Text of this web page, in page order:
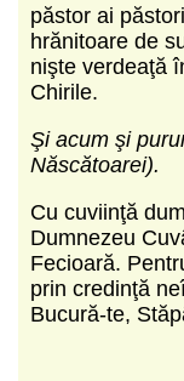
păstor ai
hrănitoare de
nişte verdeaţă
Chirile.
Şi acum şi
Născătoarei).
Cu cuviinţă
Dumnezeu
Fecioară.
prin credinţă
Bucură-te,